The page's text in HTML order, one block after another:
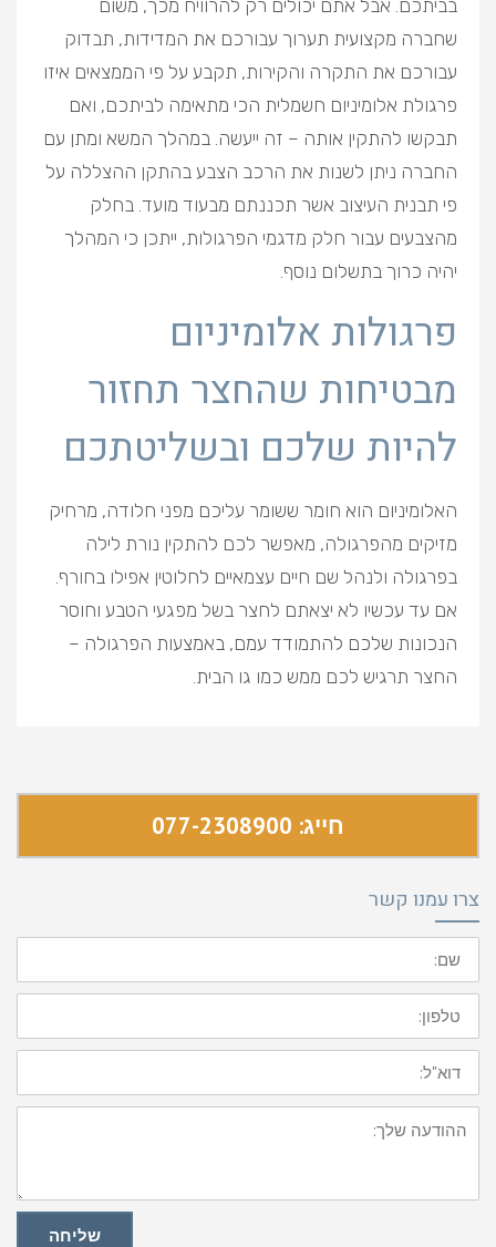
בביתכם. אבל אתם יכולים רק להרוויח מכך, משום
שחברה מקצועית תערוך עבורכם את המדידות, תבדוק
עבורכם את התקרה והקירות, תקבע על פי הממצאים איזו
פרגולת אלומיניום חשמלית הכי מתאימה לביתכם, ואם
תבקשו להתקין אותה – זה ייעשה. במהלך המשא ומתן עם
החברה ניתן לשנות את הרכב הצבע בהתקן ההצללה על
פי תבנית העיצוב אשר תכננתם מבעוד מועד. בחלק
מהצבעים עבור חלק מדגמי הפרגולות, ייתכן כי המהלך
יהיה כרוך בתשלום נוסף.
פרגולות אלומיניום
מבטיחות שהחצר תחזור
להיות שלכם ובשליטתכם
האלומיניום הוא חומר ששומר עליכם מפני חלודה, מרחיק
מזיקים מהפרגולה, מאפשר לכם להתקין נורת לילה
בפרגולה ולנהל שם חיים עצמאיים לחלוטין אפילו בחורף.
אם עד עכשיו לא יצאתם לחצר בשל מפגעי הטבע וחוסר
הנכונות שלכם להתמודד עמם, באמצעות הפרגולה –
החצר תרגיש לכם ממש כמו גו הבית.
חייג: 077-2308900
צרו עמנו קשר
שם:
טלפון:
דוא"ל:
ההודעה
שלך:
שליחה